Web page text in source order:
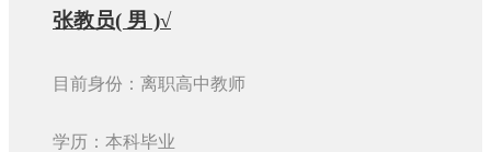
张教员( 男 )√
目前身份：离职高中教师
学历：本科毕业